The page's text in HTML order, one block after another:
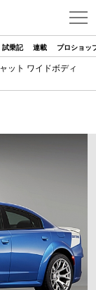
試乗記 連載 プロショッ
ット ワイドボディ